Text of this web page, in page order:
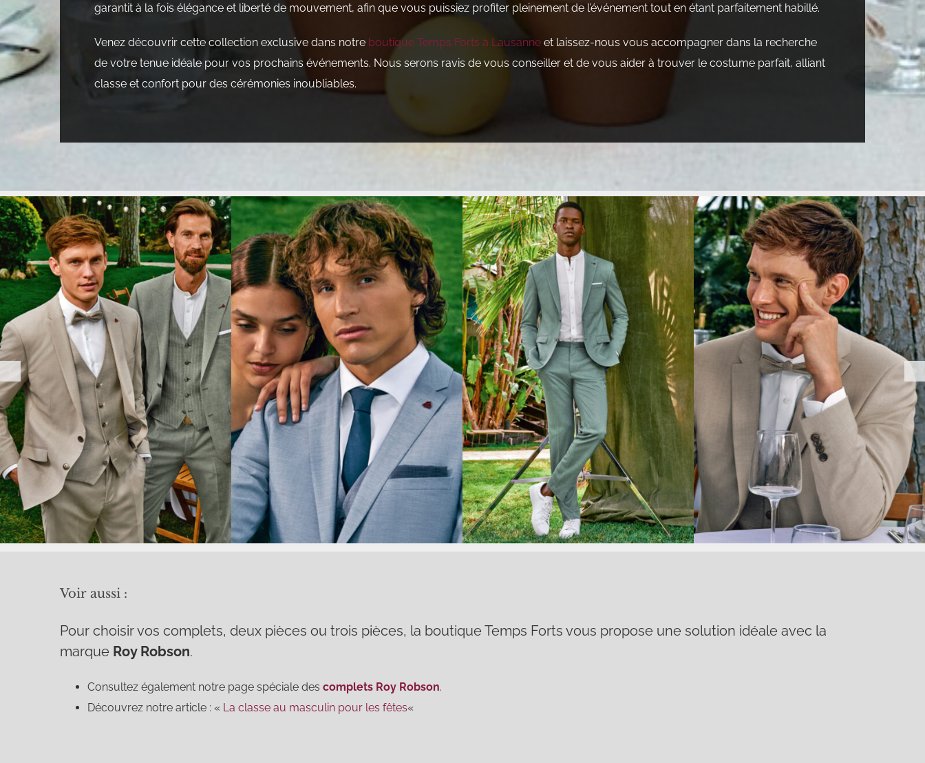
garantit à la fois élégance et liberté de mouvement, afin que vous puissiez profiter pleinement de l’événement tout en étant parfaitement habillé.
Venez découvrir cette collection exclusive dans notre boutique Temps Forts à Lausanneet laissez-nous vous accompagner dans la recherche
de votre tenue idéale pour vos prochains événements. Nous serons ravis de vous conseiller et de vous aider à trouver le costume parfait, alliant
classe et confort pour des cérémonies inoubliables.
Voir aussi :
Pour choisir vos complets, deux pièces ou trois pièces, la boutique Temps Forts vous propose une solution idéale avec la
marque Roy Robson.
Consultez également notre page spéciale des complets Roy Robson.
Découvrez notre article : « La classe au masculin pour les fêtes«